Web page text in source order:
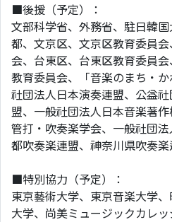
■後援（予定）：
文部科学省、外務省、駐日韓
都、文京区、文京区教育委員
会、台東区、台東区教育委員
教育委員会、「音楽のまち・
社団法人日本演奏連盟、公益
盟、一般社団法人日本音楽著
管打・吹奏楽学会、一般社団
都吹奏楽連盟、神奈川県吹奏
■特別協力（予定）：
東京藝術大学、東京音楽大学
大学、尚美ミュージックカレ